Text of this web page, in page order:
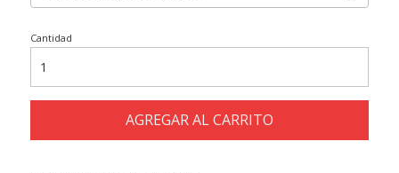
Cantidad
AGREGAR AL CARRITO